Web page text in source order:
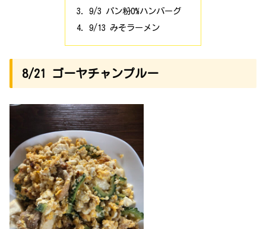
9/3 パン粉0%ハンバーグ
9/13 みそラーメン
8/21 ゴーヤチャンプルー